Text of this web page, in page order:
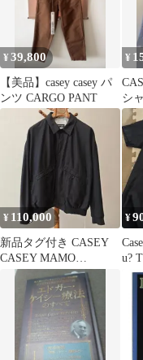
¥39,800
【美品】casey casey パ
ンツ CARGO PANT
¥
シ
¥ 110,000
新品タグ付き CASEY
CASEY MAMO
BLOUSON サイズM
¥
u?